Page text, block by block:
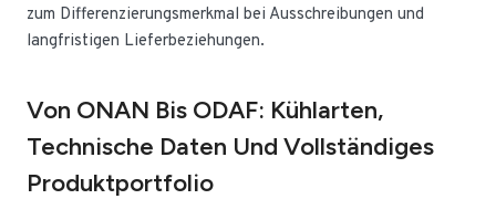
zum Differenzierungsmerkmal bei Ausschreibungen und
langfristigen Lieferbeziehungen.
Von ONAN Bis ODAF: Kühlarten,
Technische Daten Und Vollständiges
Produktportfolio